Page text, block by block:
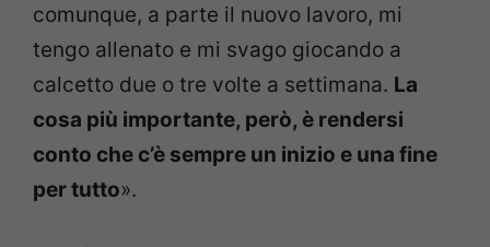
comunque, a parte il nuovo lavoro, mi
tengo allenato e mi svago giocando a
calcetto due o tre volte a settimana. La
cosa più importante, però, è rendersi
conto che c’è sempre un inizio e una fine
per tutto».